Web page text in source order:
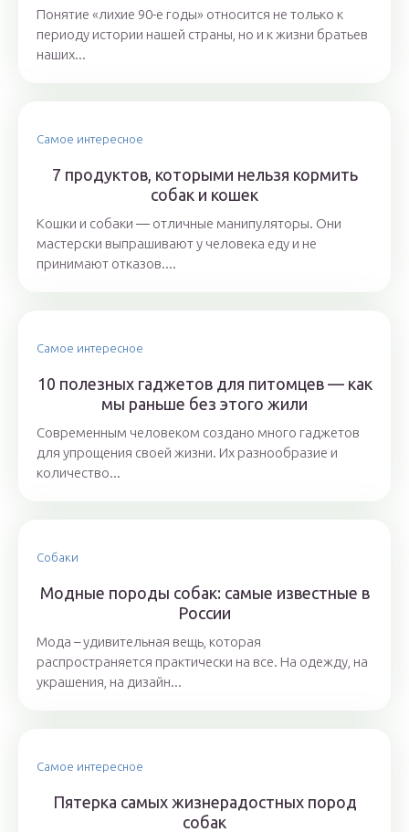
Понятие «лихие 90-е годы» относится не только к
периоду истории нашей страны, но и к жизни братьев
наших...
Самое интересное
7 продуктов, которыми нельзя кормить
собак и кошек
Кошки и собаки ― отличные манипуляторы. Они
мастерски выпрашивают у человека еду и не
принимают отказов....
Самое интересное
10 полезных гаджетов для питомцев — как
мы раньше без этого жили
Современным человеком создано много гаджетов
для упрощения своей жизни. Их разнообразие и
количество...
Собаки
Модные породы собак: самые известные в
России
Мода – удивительная вещь, которая
распространяется практически на все. На одежду, на
украшения, на дизайн...
Самое интересное
Пятерка самых жизнерадостных пород
собак